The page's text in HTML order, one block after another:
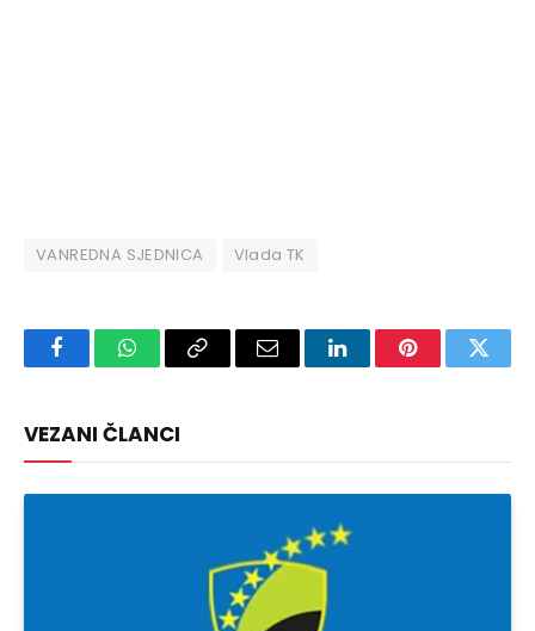
VANREDNA SJEDNICA Vlada TK
FacebookWhatsAppCopy
Email LinkedInPinterest
VEZANI ČLANCI